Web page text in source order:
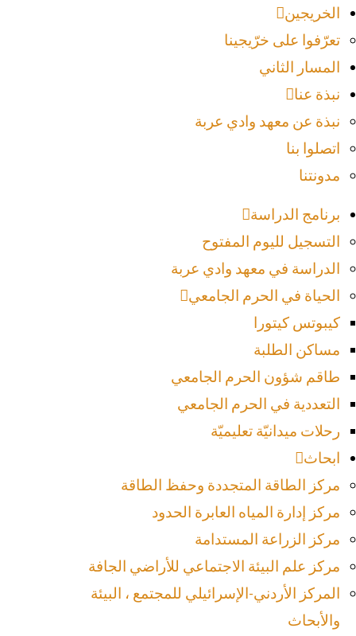
الخريجين
تعرّفوا على خرّيجينا
المسار الثاني
نبذة عنا
نبذة عن معهد وادي عربة
اتصلوا بنا
مدونتنا
برنامج الدراسة
التسجيل لليوم المفتوح
الدراسة في معهد وادي عربة
الحياة في الحرم الجامعي
كيبوتس كيتورا
مساكن الطلبة
طاقم شؤون الحرم الجامعي
التعددية في الحرم الجامعي
رحلات ميدانيّة تعليميّة
ابحاث
مركز الطاقة المتجددة وحفظ الطاقة
مركز إدارة المياه العابرة الحدود
مركز الزراعة المستدامة
مركز علم البيئة الاجتماعي للأراضي الجافة
المركز الأردني-الإسرائيلي للمجتمع ، البيئة
والأبحاث